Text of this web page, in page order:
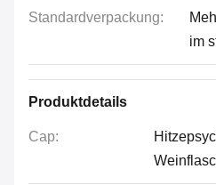
Standardverpackung:
im
Produktdetails
Cap: